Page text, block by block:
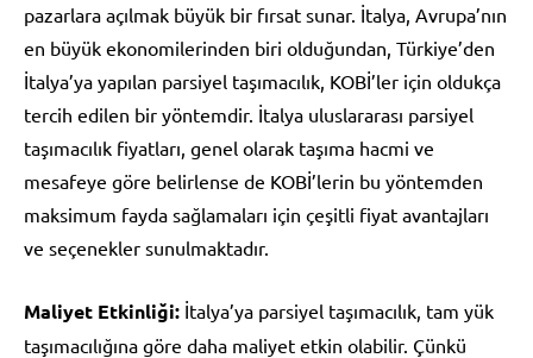
pazarlara açılmak büyük bir fırsat sunar. İtalya, Avrupa’nın
en büyük ekonomilerinden biri olduğundan, Türkiye’den
İtalya’ya yapılan parsiyel taşımacılık, KOBİ’ler için oldukça
tercih edilen bir yöntemdir. İtalya uluslararası parsiyel
taşımacılık fiyatları, genel olarak taşıma hacmi ve
mesafeye göre belirlense de KOBİ’lerin bu yöntemden
maksimum fayda sağlamaları için çeşitli fiyat avantajları
ve seçenekler sunulmaktadır.
Maliyet Etkinliği: İtalya’ya parsiyel taşımacılık, tam yük
taşımacılığına göre daha maliyet etkin olabilir. Çünkü